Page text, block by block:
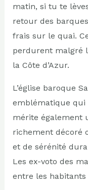
matin, si tu te
retour des
frais sur le quai.
perdurent malgré
la Côte d’Azur.
L’église baroque
emblématique qui
mérite également
richement décoré
et de sérénité
Les ex-voto des
entre les